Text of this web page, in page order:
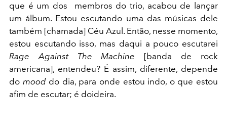
que é um dos membros do trio, acabou de lançar
um álbum. Estou escutando uma das músicas dele
também [chamada] Céu Azul. Então, nesse momento,
estou escutando isso, mas daqui a pouco escutarei
Rage Against The Machine [banda de rock
americana], entendeu? É assim, diferente, depende
do mood do dia, para onde estou indo, o que estou
afim de escutar; é doideira.